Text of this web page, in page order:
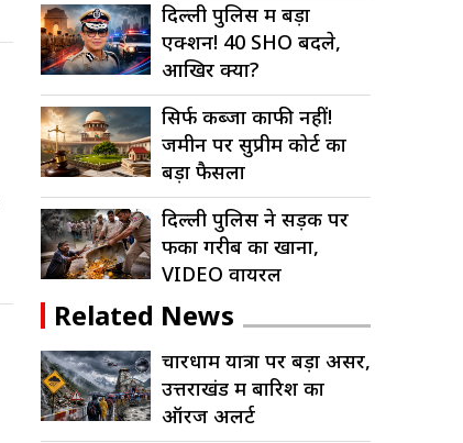
दिल्ली पुलिस में बड़ा
एक्शन! 40 SHO बदले,
आखिर क्यों?
सिर्फ कब्जा काफी नहीं!
जमीन पर सुप्रीम कोर्ट का
बड़ा फैसला
दिल्ली पुलिस ने सड़क पर
फेंका गरीब का खाना,
VIDEO वायरल
Related News
चारधाम यात्रा पर बड़ा असर,
उत्तराखंड में बारिश का
ऑरेंज अलर्ट